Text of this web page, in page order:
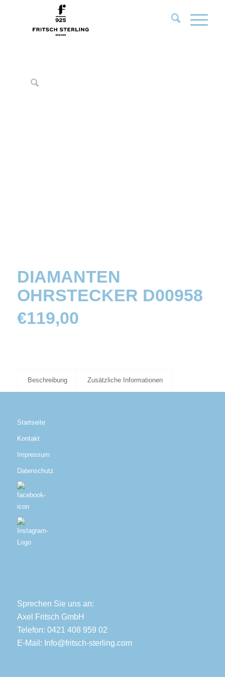
DIAMANTEN
OHRSTECKER D00958
€119,00
Beschreibung Zusätzliche Informationen
Startseite
Kontakt
Impressum
Datenschutz
Sprechen Sie uns an:
Axel Fritsch GmbH
Telefon: 0421 408 959 02
E-Mail: Info@fritsch-sterling.com